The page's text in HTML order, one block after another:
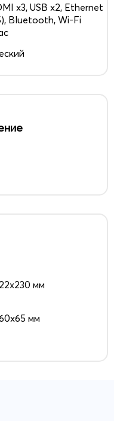
x3, USB x2, Ethernet
Bluetooth, Wi-Fi
мм
мм